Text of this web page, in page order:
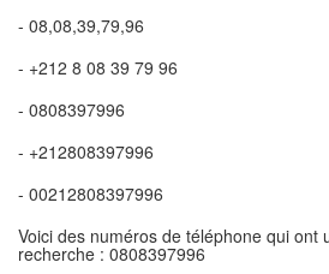
- 08,08,39,79,96
- +212 8 08 39 79 96
- 0808397996
- +212808397996
- 00212808397996
Voici des numéros de téléphone qui ont
recherche : 0808397996